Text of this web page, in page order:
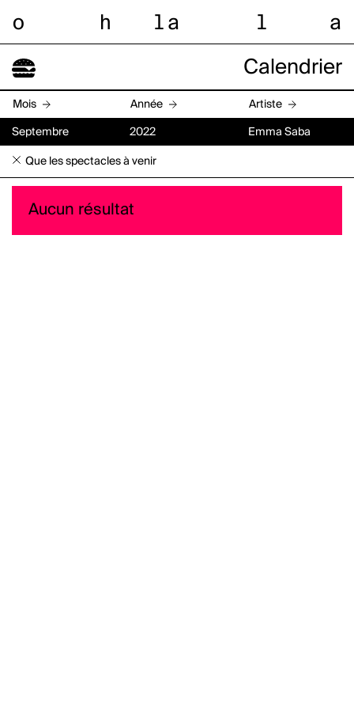
o h l a l a
Calendrier
Mois Année Artiste
Septembre 2022 Emma Saba
Que les spectacles à venir
Aucun résultat